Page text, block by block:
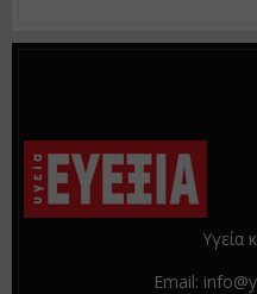
Υγεία
Email: